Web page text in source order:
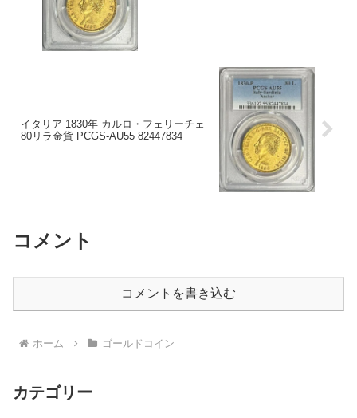
イタリア 1830年 カルロ・フェリーチェ
80リラ金貨 PCGS-AU55 82447834
コメント
コメントを書き込む
ホーム ゴールドコイン
カテゴリー